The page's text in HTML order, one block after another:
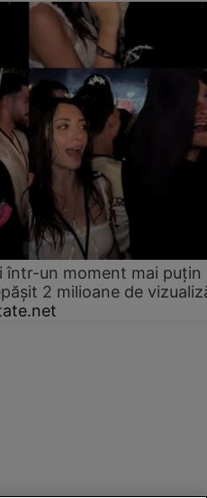
într-un moment mai puțin
2 milioane de